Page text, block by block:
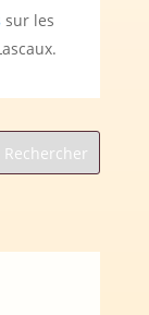
sur les